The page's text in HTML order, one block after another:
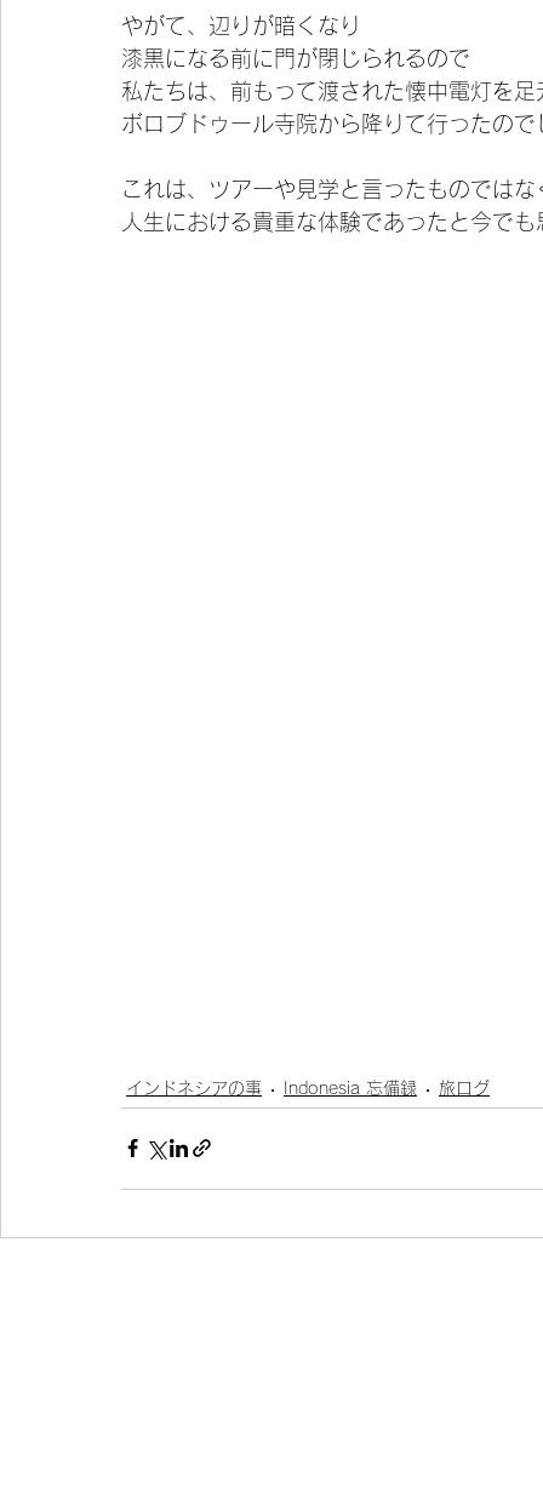
やがて、辺りが暗くなり
漆黒になる前に門が閉じられるので
私たちは、前もって渡された懐中電灯を
ボロブドゥール寺院から降りて行ったので
これは、ツアーや見学と言ったものではな
人生における貴重な体験であったと今で
インドネシアの事 Indonesia 忘備録 旅ログ